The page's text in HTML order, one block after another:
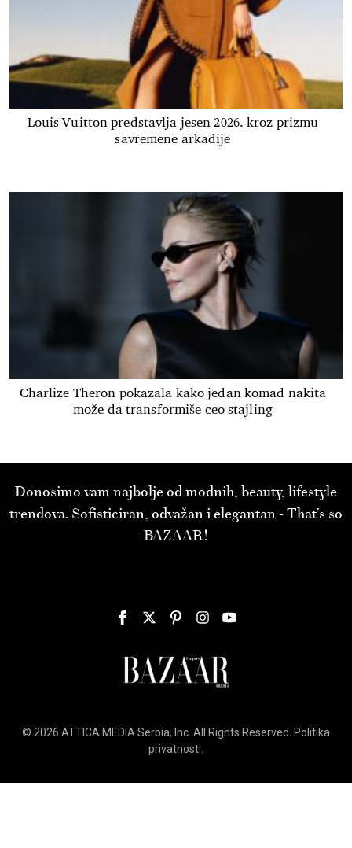
Louis Vuitton predstavlja jesen 2026. kroz prizmu
savremene arkadije
Charlize Theron pokazala kako jedan komad nakita
može da transformiše ceo stajling
Donosimo vam najbolje od modnih, beauty, lifestyle
trendova. Sofisticiran, odvažan i elegantan - That’s so
BAZAAR!
© 2026 ATTICA MEDIA Serbia, Inc. All Rights Reserved.
Politika
privatnosti